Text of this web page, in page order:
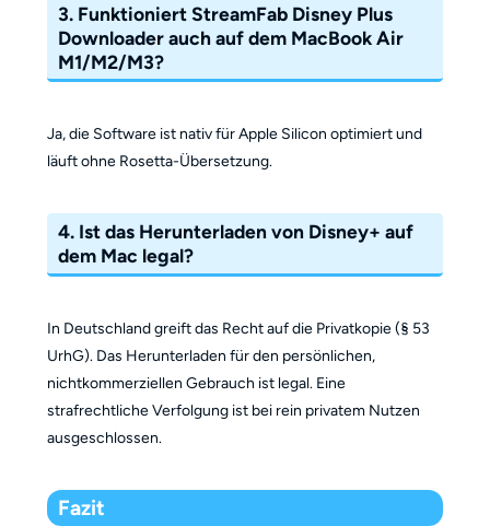
3. Funktioniert StreamFab Disney Plus
Downloader auch auf dem MacBook Air
M1/M2/M3?
Ja, die Software ist nativ für Apple Silicon optimiert und
läuft ohne Rosetta-Übersetzung.
4. Ist das Herunterladen von Disney+ auf
dem Mac legal?
In Deutschland greift das Recht auf die Privatkopie (§ 53
UrhG). Das Herunterladen für den persönlichen,
nichtkommerziellen Gebrauch ist legal. Eine
strafrechtliche Verfolgung ist bei rein privatem Nutzen
ausgeschlossen.
Fazit